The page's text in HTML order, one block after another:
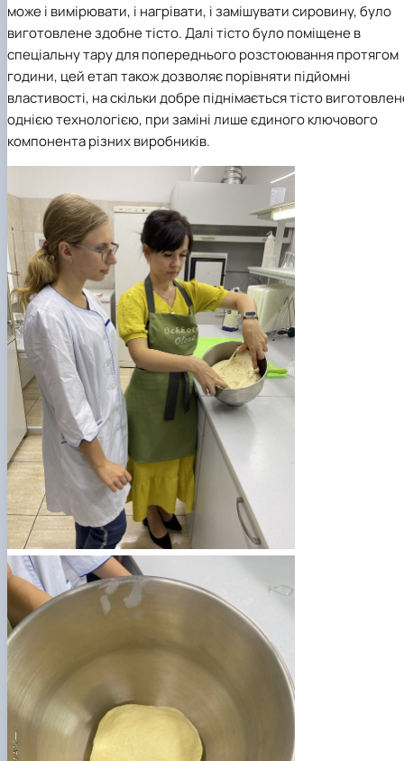
може і вимірювати, і нагрівати, і замішувати сировину, було
виготовлене здобне тісто. Далі тісто було поміщене в
спеціальну тару для попереднього розстоювання протягом
години, цей етап також дозволяє порівняти підйомні
властивості, на скільки добре піднімається тісто
однією технологією, при заміні лише єдиного ключового
компонента різних виробників.